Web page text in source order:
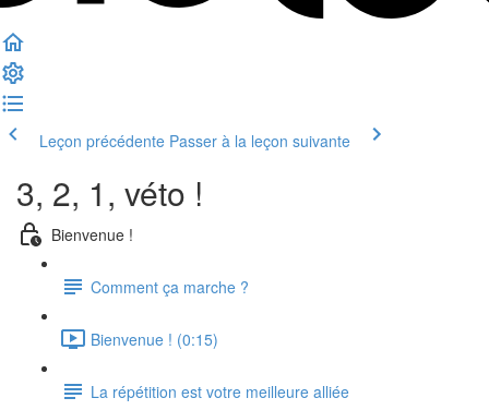
Leçon précédente Passer à la leçon suivante
3, 2, 1, véto !
Bienvenue !
Comment ça marche ?
Bienvenue ! (0:15)
La répétition est votre meilleure alliée